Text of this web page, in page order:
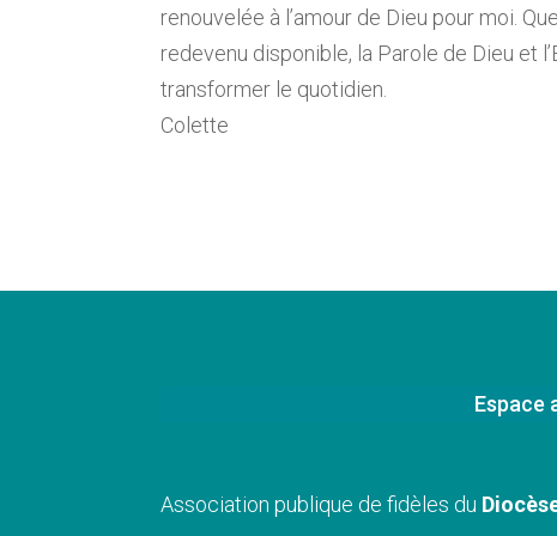
renouvelée à l’amour de Dieu pour moi.
redevenu disponible, la Parole de Dieu et
transformer le quotidien.
Colette
Espace
Association publique de fidèles du